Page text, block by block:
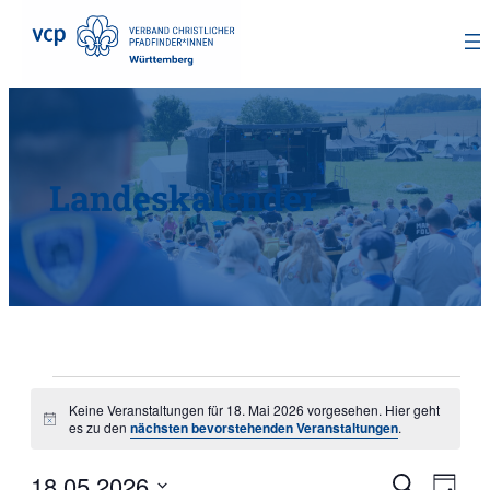
Inhalt
Landeskalender
Veranstaltungen
Hinweis
Keine Veranstaltungen für 18. Mai 2026 vorgesehen. Hier geht
es zu dennächsten bevorstehenden Veranstaltungen.
Suche